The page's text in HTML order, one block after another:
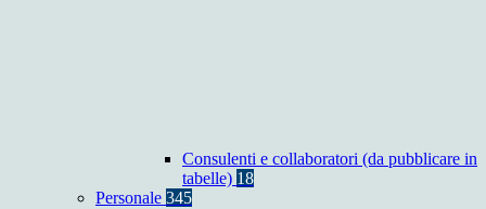
Consulenti e collaboratori (da pubblicare in
tabelle) 18
Personale 345